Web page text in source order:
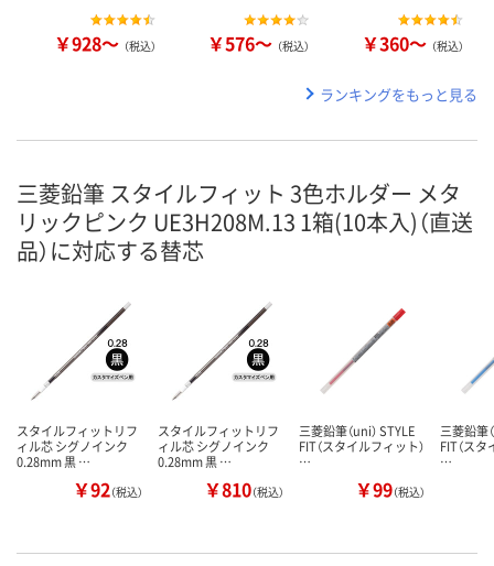
￥928～ （税込） ￥576～ （税込） ￥360～ （税込）
ランキングをもっと見る
三菱鉛筆 スタイルフィット 3色ホルダー メタ
リックピンク UE3H208M.13 1箱(10本入)（直送
品）に対応する替芯
スタイルフィットリフ
ィル芯 シグノインク
0.28mm 黒 …
￥92（税込）
スタイルフィットリフ
ィル芯 シグノインク
0.28mm 黒 …
￥810（税込）
三菱鉛筆（uni） STYLE
FIT（スタイルフィット）
…
￥99（税込）
三菱鉛筆
FIT（スタ
…